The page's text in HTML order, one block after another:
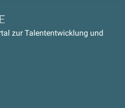
zur Talententwicklung und